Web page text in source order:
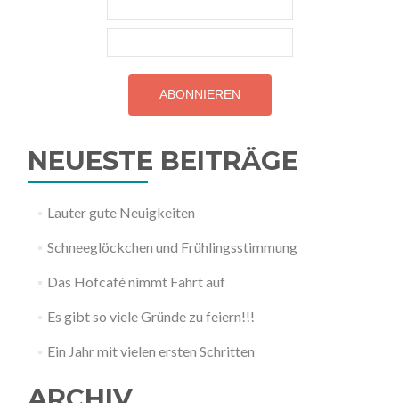
NEUESTE BEITRÄGE
Lauter gute Neuigkeiten
Schneeglöckchen und Frühlingsstimmung
Das Hofcafé nimmt Fahrt auf
Es gibt so viele Gründe zu feiern!!!
Ein Jahr mit vielen ersten Schritten